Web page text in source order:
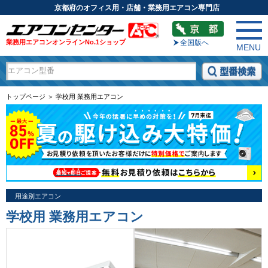
京都府のオフィス用・店舗・業務用エアコン専門店
業務用エアコンオンラインNo.1ショップ 全国版へ
MENU
トップページ ＞ 学校用 業務用エアコン
用途別エアコン
学校用 業務用エアコン